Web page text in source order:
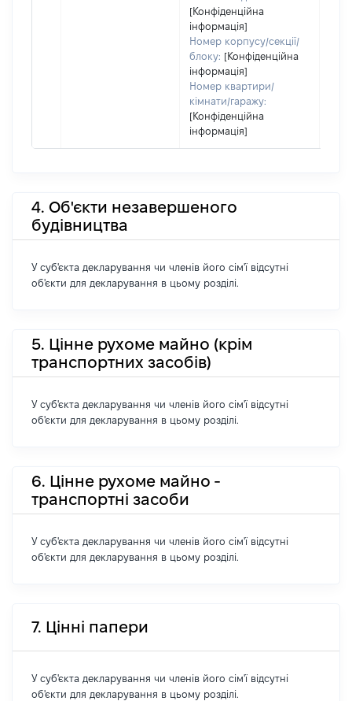
[Конфіденційна
інформація]
Номер корпусу/секції/
блоку: [Конфіденційна
інформація]
Номер квартири/
кімнати/гаражу:
[Конфіденційна
інформація]
4. Об'єкти незавершеного
будівництва
У суб'єкта декларування чи членів його сім'ї відсутні
об'єкти для декларування в цьому розділі.
5. Цінне рухоме майно (крім
транспортних засобів)
У суб'єкта декларування чи членів його сім'ї відсутні
об'єкти для декларування в цьому розділі.
6. Цінне рухоме майно -
транспортні засоби
У суб'єкта декларування чи членів його сім'ї відсутні
об'єкти для декларування в цьому розділі.
7. Цінні папери
У суб'єкта декларування чи членів його сім'ї відсутні
об'єкти для декларування в цьому розділі.